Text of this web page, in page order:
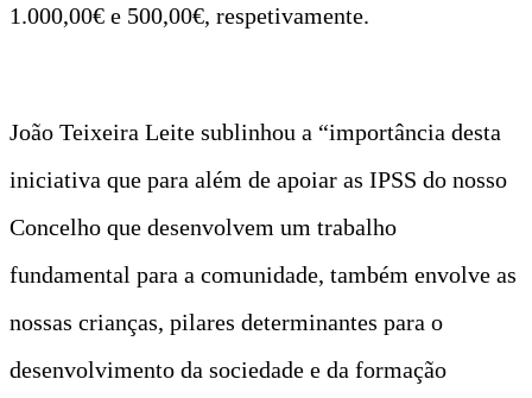
1.000,00€ e 500,00€, respetivamente.
João Teixeira Leite sublinhou a “importância desta
iniciativa que para além de apoiar as IPSS do nosso
Concelho que desenvolvem um trabalho
fundamental para a comunidade, também envolve as
nossas crianças, pilares determinantes para o
desenvolvimento da sociedade e da formação